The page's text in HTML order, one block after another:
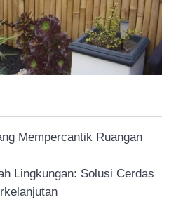
Mempercantik Ruangan
Lingkungan: Solusi Cerdas